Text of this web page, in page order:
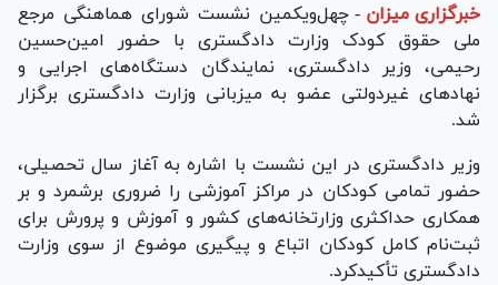
خبرگزاری میزان - چهل‌ویکمین نشست شورای هماهنگی مرجع
ملی حقوق کودک وزارت دادگستری با حضور امین‌حسین
رحیمی، وزیر دادگستری، نمایندگان دستگاه‌های اجرایی و
نهاد‌های غیردولتی عضو به میزبانی وزارت دادگستری برگزار
شد.
وزیر دادگستری در این نشست با اشاره به آغاز سال تحصیلی،
حضور تمامی کودکان در مراکز آموزشی را ضروری برشمرد و بر
همکاری حداکثری وزارتخانه‌های کشور و آموزش و پرورش برای
ثبت‌نام کامل کودکان اتباع و پیگیری موضوع از سوی وزارت
دادگستری تأکیدکرد.